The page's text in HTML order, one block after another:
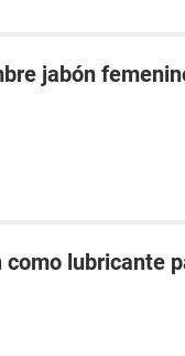
jabón
lubricante